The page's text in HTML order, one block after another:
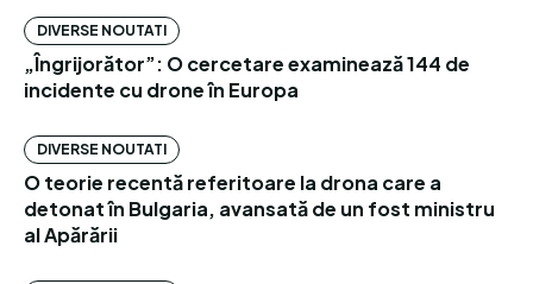
DIVERSE NOUTATI
„Îngrijorător”: O cercetare examinează 144 de
incidente cu drone în Europa
DIVERSE NOUTATI
O teorie recentă referitoare la drona care a
detonat în Bulgaria, avansată de un fost ministru
al Apărării